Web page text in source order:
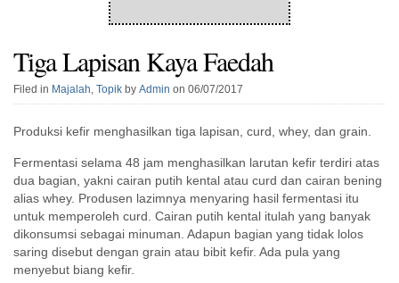
Tiga Lapisan Kaya Faedah
Filed in Majalah, Topik by Admin on 06/07/2017
Produksi kefir menghasilkan tiga lapisan, curd, whey, dan grain.
Fermentasi selama 48 jam menghasilkan larutan kefir terdiri atas
dua bagian, yakni cairan putih kental atau curd dan cairan bening
alias whey. Produsen lazimnya menyaring hasil fermentasi itu
untuk memperoleh curd. Cairan putih kental itulah yang banyak
dikonsumsi sebagai minuman. Adapun bagian yang tidak lolos
saring disebut dengan grain atau bibit kefir. Ada pula yang
menyebut biang kefir.